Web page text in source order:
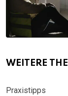
WEITERE
Praxistipps